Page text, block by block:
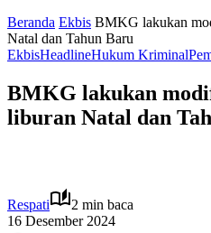
Beranda Ekbis BMKG lakukan
Natal dan Tahun Baru
EkbisHeadlineHukum Kriminal
BMKG lakukan
liburan Natal dan
Respati
2 min baca
16 Desember 2024